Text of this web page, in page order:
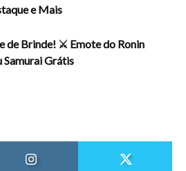
e Mais
de Brinde! ⚔️ Emote do Ronin
Samurai Grátis